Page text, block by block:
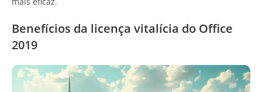
Benefícios da licença vitalícia do Office
2019